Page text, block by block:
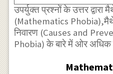
उपर्युक्त प्रश्नों के उत्तर द्वारा
(Mathematics
निवारण (Causes and
Phobia) के बारे में ओर अधिक